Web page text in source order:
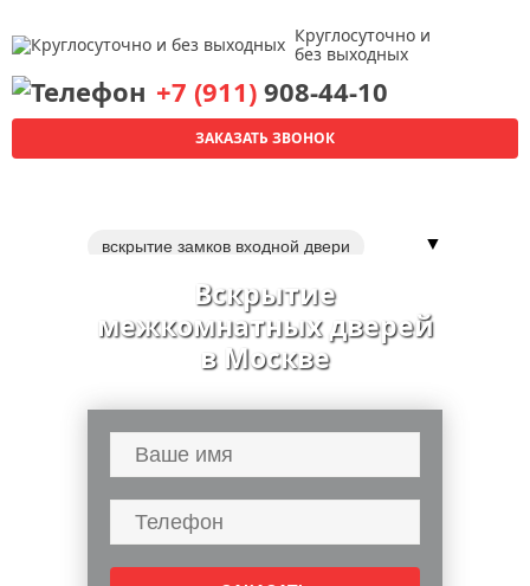
Круглосуточно и
без выходных
+7 (911) 908-44-10
ЗАКАЗАТЬ ЗВОНОК
вскрытие замков входной двери
вскрытие замка сейфа
вскрытие автомобилей
установка замка в межкомнатную дверь
ремонт входной металлической двери
двери
вскрытие замков дверей
вскрытие металлической двери
вскрытие дверных замков
▼
Вскрытие
межкомнатных дверей
в Москве